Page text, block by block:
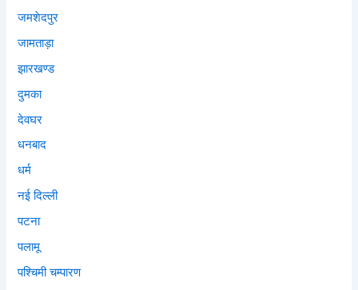
जमशेदपुर
जामताड़ा
झारखण्ड
दुमका
देवघर
धनबाद
धर्म
नई दिल्ली
पटना
पलामू
पश्चिमी चम्पारण